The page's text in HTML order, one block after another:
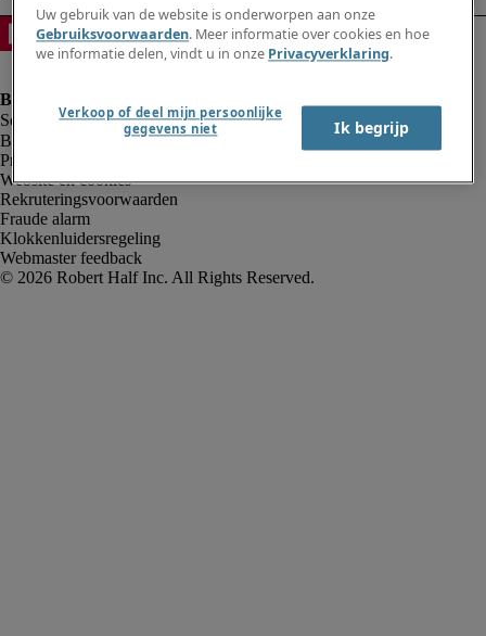
Bedrijfsinformatie
Privacyverklaring
Website en cookies
Rekruteringsvoorwaarden
Fraude alarm
Klokkenluidersregeling
Webmaster feedback
Uw gebruik van de website is onderworpen aan onze
Gebruiksvoorwaarden. Meer informatie over cookies en hoe
we informatie delen, vindt u in onze Privacyverklaring.
Verkoop of deel mijn persoonlijke
gegevens niet
Ik begrijp